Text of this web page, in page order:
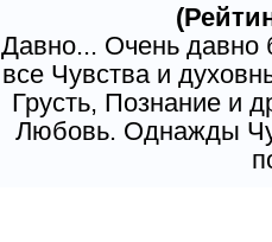
Давно... Очень давно
все Чувства и
Грусть, Познание и
Любовь. Однажды